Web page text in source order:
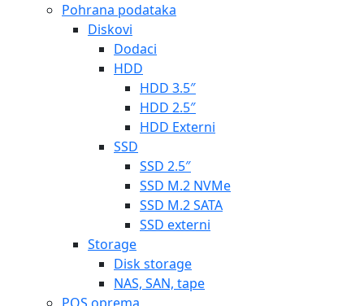
Pohrana podataka
Diskovi
Dodaci
HDD
HDD 3.5″
HDD 2.5″
HDD Externi
SSD
SSD 2.5″
SSD M.2 NVMe
SSD M.2 SATA
SSD externi
Storage
Disk storage
NAS, SAN, tape